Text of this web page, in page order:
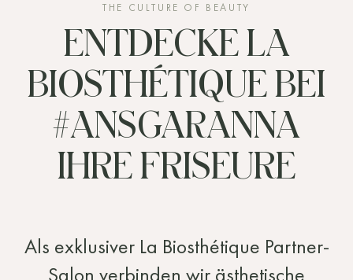
»Wer die Haare eines
Menschen pflegt,
THE CULTURE OF BEAUTY
ENTDECKE LA
BIOSTHÉTIQUE BEI
#ANSGARANNA
IHRE FRISEURE
Als exklusiver La Biosthétique Partner-